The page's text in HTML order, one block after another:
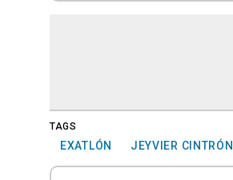
TAGS
EXATLÓN JEYVIER CINTRÓN